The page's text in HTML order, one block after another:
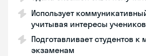
Использует
учитывая интересы учеников
Подготавливает студентов
экзаменам